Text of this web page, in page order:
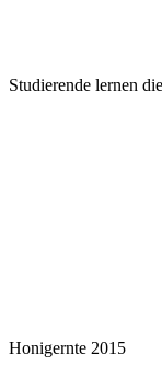
Studierende lernen
Honigernte 2015